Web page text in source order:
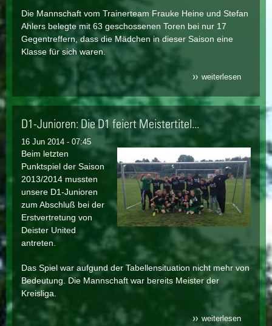
Die Mannschaft vom Trainerteam Frauke Heine und Stefan
Ahlers belegte mit 63 geschossenen Toren bei nur 17
Gegentreffern, dass die Mädchen in dieser Saison eine
Klasse für sich waren.
weiterlesenüber d-
ohne
D1-Junioren: Die D1 feiert Meistertitel...
16 Jun 2014 - 07:45
Beim letzten
Punktspiel der Saison
2013/2014 mussten
unsere D1-Junioren
zum Abschluß bei der
Erstvertretung von
Deister United
antreten.
Das Spiel war aufgund der Tabellensituation nicht mehr von
Bedeutung. Die Mannschaft war bereits Meister der
Kreisliga.
weiterlesenüber d1-